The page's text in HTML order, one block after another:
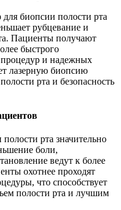
биопсии полости рта
рубцевание и
Пациенты получают
быстрого
и надежных
лазерную биопсию
рта и безопасность
рта значительно
боли,
ведут к более
охотнее проходят
что способствует
полости рта и лучшим